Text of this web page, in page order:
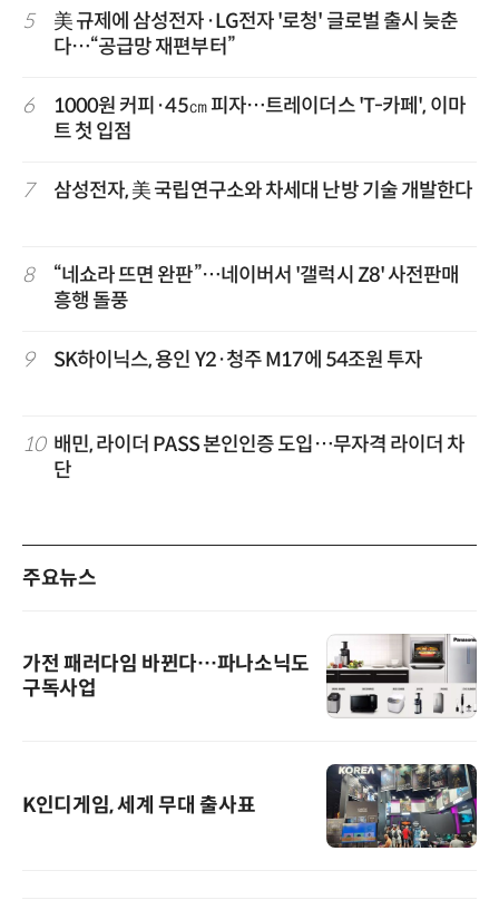
5
美 규제에 삼성전자·LG전자 '로청' 글로벌 출시 늦춘
다…“공급망 재편부터”
6
1000원 커피·45㎝ 피자…트레이더스 'T-카페', 이마
트 첫 입점
7 삼성전자, 美 국립연구소와 차세대 난방 기술 개발한다
8
“네쇼라 뜨면 완판”…네이버서 '갤럭시 Z8' 사전판매
흥행 돌풍
9 SK하이닉스, 용인 Y2·청주 M17에 54조원 투자
10 배민, 라이더 PASS 본인인증 도입…무자격 라이더 차
단
주요뉴스
가전 패러다임 바뀐다…파나소닉도
구독사업
K인디게임, 세계 무대 출사표